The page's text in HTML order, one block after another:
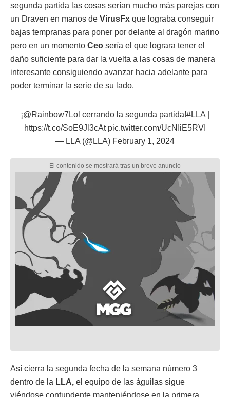
segunda partida las cosas serían mucho más parejas con
un Draven en manos de VirusFx que lograba conseguir
bajas tempranas para poner por delante al dragón marino
pero en un momento Ceo sería el que lograra tener el
daño suficiente para dar la vuelta a las cosas de manera
interesante consiguiendo avanzar hacia adelante para
poder terminar la serie de su lado.
¡@Rainbow7Lol cerrando la segunda partida!#LLA
https://t.co/SoE9Jl3cAt pic.twitter.com/UcNIiE5RVI
— LLA (@LLA) February 1, 2024
Así cierra la segunda fecha de la semana número 3
dentro de la LLA, el equipo de las águilas sigue
viéndose contundente manteniéndose en la primera